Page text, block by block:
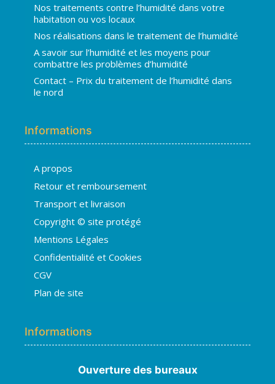
Nos traitements contre l’humidité dans votre
habitation ou vos locaux
Nos réalisations dans le traitement de l’humidité
A savoir sur l’humidité et les moyens pour
combattre les problèmes d’humidité
Contact – Prix du traitement de l’humidité dans
le nord
Informations
A propos
Retour et remboursement
Transport et livraison
Copyright © site protégé
Mentions Légales
Confidentialité et Cookies
CGV
Plan de site
Informations
Ouverture des bureaux